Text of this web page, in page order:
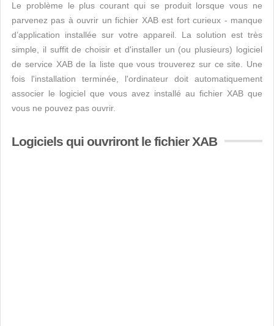
Le problème le plus courant qui se produit lorsque vous ne
parvenez pas à ouvrir un fichier XAB est fort curieux - manque
d’application installée sur votre appareil. La solution est très
simple, il suffit de choisir et d'installer un (ou plusieurs) logiciel
de service XAB de la liste que vous trouverez sur ce site. Une
fois l'installation terminée, l'ordinateur doit automatiquement
associer le logiciel que vous avez installé au fichier XAB que
vous ne pouvez pas ouvrir.
Logiciels qui ouvriront le fichier XAB